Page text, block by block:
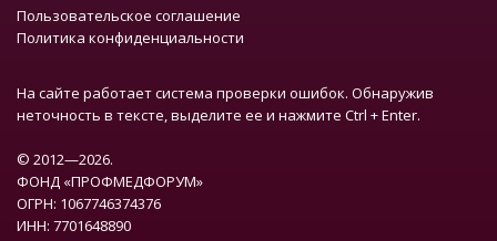
Пользовательское соглашение
Политика конфиденциальности
На сайте работает система проверки ошибок. Обнаружив
неточность в тексте, выделите ее и нажмите Ctrl + Enter.
© 2012—2026.
ФОНД «ПРОФМЕДФОРУМ»
ОГРН: 1067746374376
ИНН: 7701648890